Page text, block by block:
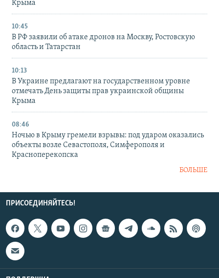
Крыма
10:45
В РФ заявили об атаке дронов на Москву, Ростовскую
область и Татарстан
10:13
В Украине предлагают на государственном уровне
отмечать День защиты прав украинской общины
Крыма
08:46
Ночью в Крыму гремели взрывы: под ударом оказались
объекты возле Севастополя, Симферополя и
Красноперекопска
БОЛЬШЕ
ПРИСОЕДИНЯЙТЕСЬ!